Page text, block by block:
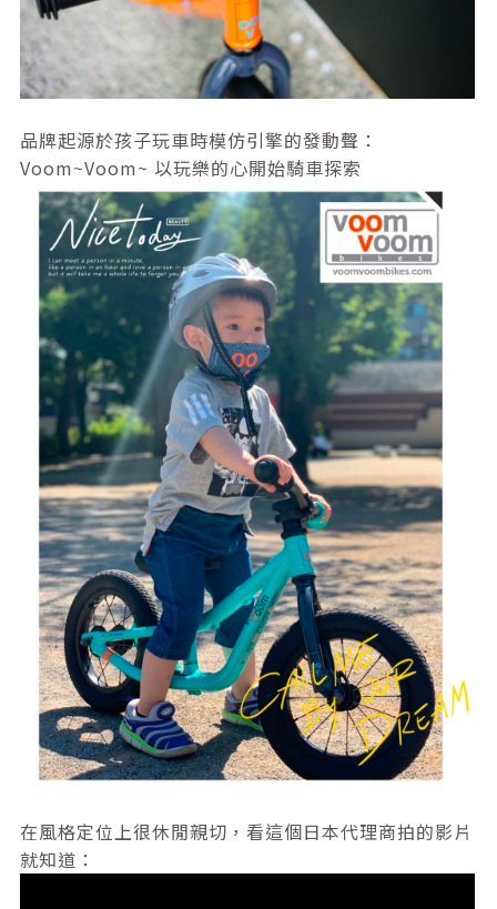
品牌起源於孩子玩車時模仿引擎的發動聲：
Voom~Voom~ 以玩樂的心開始騎車探索
在風格定位上很休閒親切，看這個日本代理商拍的影片
就知道：